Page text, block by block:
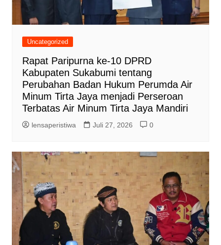
Uncategorized
Rapat Paripurna ke-10 DPRD
Kabupaten Sukabumi tentang
Perubahan Badan Hukum Perumda Air
Minum Tirta Jaya menjadi Perseroan
Terbatas Air Minum Tirta Jaya Mandiri
lensaperistiwa Juli 27, 2026 0